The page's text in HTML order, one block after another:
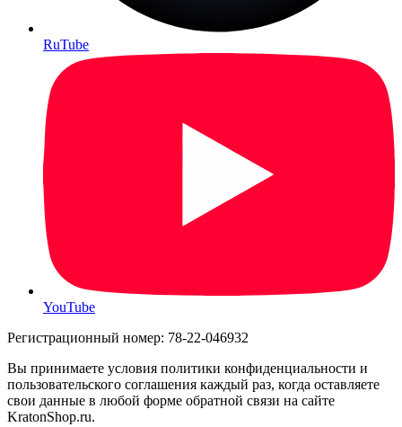
RuTube
YouTube
Регистрационный номер: 78-22-046932
Вы принимаете условия политики конфиденциальности и
пользовательского соглашения каждый раз, когда оставляете
свои данные в любой форме обратной связи на сайте
KratonShop.ru.